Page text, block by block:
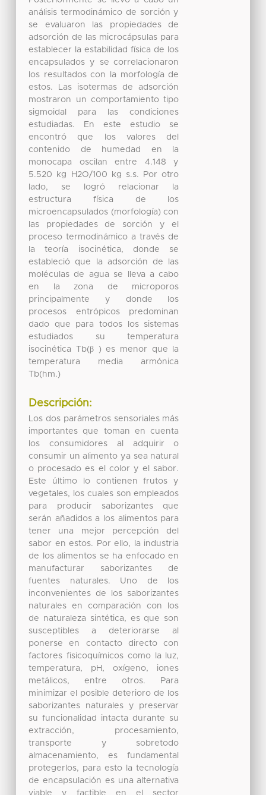
análisis termodinámico de sorción y
se evaluaron las propiedades de
adsorción de las microcápsulas para
establecer la estabilidad física de los
encapsulados y se correlacionaron
los resultados con la morfología de
estos. Las isotermas de adsorción
mostraron un comportamiento tipo
sigmoidal para las condiciones
estudiadas. En este estudio se
encontró que los valores del
contenido de humedad en la
monocapa oscilan entre 4.148 y
5.520 kg H2O/100 kg s.s. Por otro
lado, se logró relacionar la
estructura física de los
microencapsulados (morfología) con
las propiedades de sorción y el
proceso termodinámico a través de
la teoría isocinética, donde se
estableció que la adsorción de las
moléculas de agua se lleva a cabo
en la zona de microporos
principalmente y donde los
procesos entrópicos predominan
dado que para todos los sistemas
estudiados su temperatura
isocinética Tb(β ) es menor que la
temperatura media armónica
Tb(hm.)
Descripción:
Los dos parámetros sensoriales más
importantes que toman en cuenta
los consumidores al adquirir o
consumir un alimento ya sea natural
o procesado es el color y el sabor.
Este último lo contienen frutos y
vegetales, los cuales son empleados
para producir saborizantes que
serán añadidos a los alimentos para
tener una mejor percepción del
sabor en estos. Por ello, la industria
de los alimentos se ha enfocado en
manufacturar saborizantes de
fuentes naturales. Uno de los
inconvenientes de los saborizantes
naturales en comparación con los
de naturaleza sintética, es que son
susceptibles a deteriorarse al
ponerse en contacto directo con
factores fisicoquímicos como la luz,
temperatura, pH, oxígeno, iones
metálicos, entre otros. Para
minimizar el posible deterioro de los
saborizantes naturales y preservar
su funcionalidad intacta durante su
extracción, procesamiento,
transporte y sobretodo
almacenamiento, es fundamental
protegerlos, para esto la tecnología
de encapsulación es una alternativa